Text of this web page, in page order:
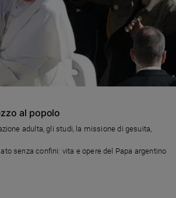
al popolo
adulta, gli studi, la missione di gesuita,
senza confini: vita e opere del Papa argentino